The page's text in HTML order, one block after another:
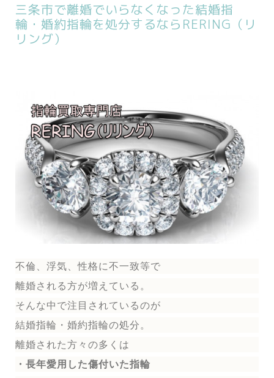
三条市で離婚でいらなくなった結婚指
輪・婚約指輪を処分するならRERING（リ
リング）
不倫、浮気、性格に不一致等で
離婚される方が増えている。
そんな中で注目されているのが
結婚指輪 ・婚約指輪の処分。
離婚された方々の多くは
・長年愛用した傷付いた指輪